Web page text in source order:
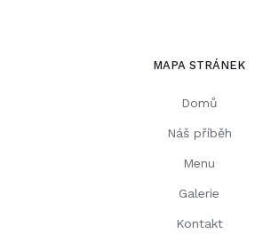
MAPA STRÁNEK
Domů
Náš příběh
Menu
Galerie
Kontakt